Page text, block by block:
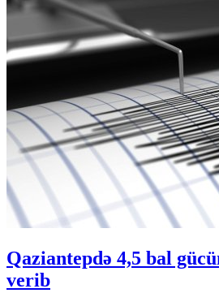
Qaziantepdə 4,5 bal
verib